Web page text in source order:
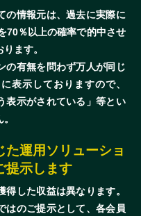
の情報元は、過去に実際に
70％以上の確率で的中させ
ます。
の有無を問わず万人が同じ
表示しておりますので、
表示がされている」等とい
た運用ソリューショ
提示します
した収益は異なります。
はのご提示として、各会員